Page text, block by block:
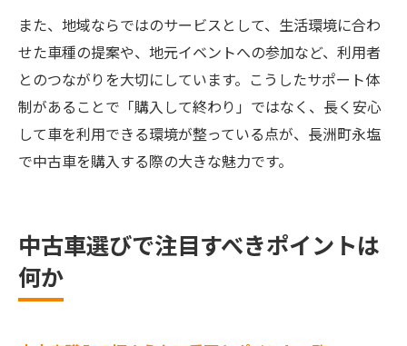
また、地域ならではのサービスとして、生活環境に合わ
せた車種の提案や、地元イベントへの参加など、利用者
とのつながりを大切にしています。こうしたサポート体
制があることで「購入して終わり」ではなく、長く安心
して車を利用できる環境が整っている点が、長洲町永塩
で中古車を購入する際の大きな魅力です。
中古車選びで注目すべきポイントは
何か